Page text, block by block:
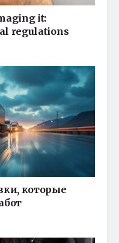
it:
regulations
которые